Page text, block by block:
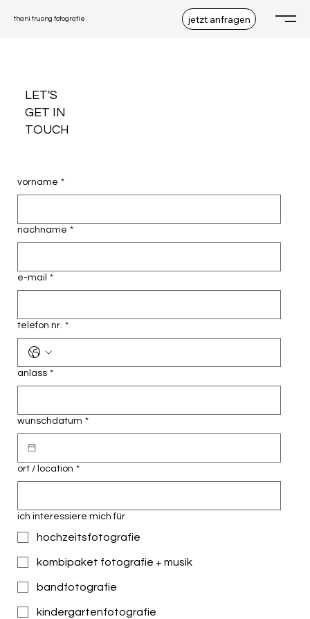
thani truong fotografie jetzt anfragen
LET'S
GET IN
TOUCH
vorname *
nachname *
e-mail *
telefon nr. *
anlass *
wunschdatum *
ort / location *
ich interessiere mich für
hochzeitsfotografie
kombipaket fotografie + musik
bandfotografie
kindergartenfotografie